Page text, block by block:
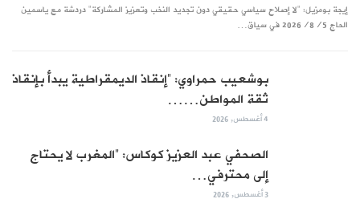
إيجة بومزيل: "لا إصلاح سياسي حقيقي دون تجديد النخب وتعزيز المشاركة" دردشة مع ياسمين
الحاج 2026/8/5 في سياق…
بوشعيب حمراوي: “إنقاذ الديمقراطية يبدأ بإنقاذ
ثقة المواطن……
4 أغسطس, 2026
الصحفي عبد العزيز كوكاس: “المغرب لا يحتاج
إلى محترفي…
3 أغسطس, 2026